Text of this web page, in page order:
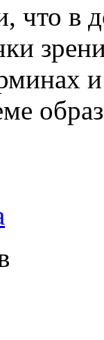
что в